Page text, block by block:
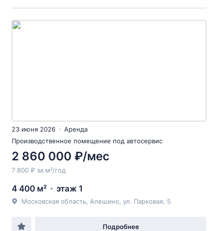
23 июня 2026
Аренда
Производственное помещение под автосервис
2 860 000 ₽/мес
7 800 ₽ за м²/год
4 400 м² этаж 1
Московская область, Алешино, ул. Парковая, 5
Подробнее